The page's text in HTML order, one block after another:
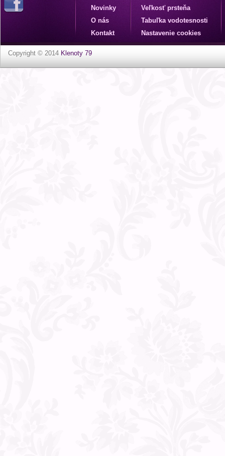
Novinky
O nás
Kontakt
Veľkosť prsteňa
Tabuľka vodotesnosti
Nastavenie cookies
Copyright © 2014 Klenoty 79